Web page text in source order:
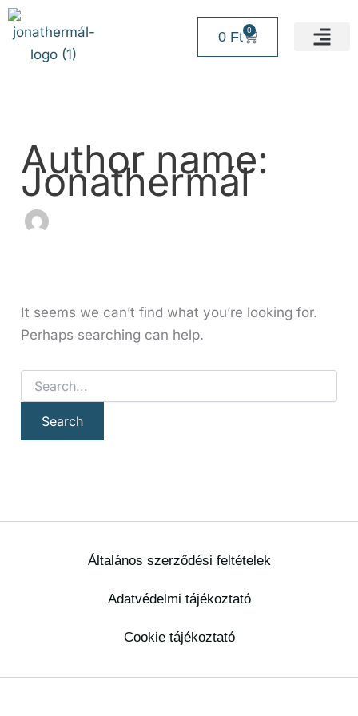
Skip
content
0 Ft 0
Kosár
Author name:
Jonathermál
It seems we can’t find what you’re looking for.
Perhaps searching can help.
for:
Általános szerződési feltételek
Adatvédelmi tájékoztató
Cookie tájékoztató